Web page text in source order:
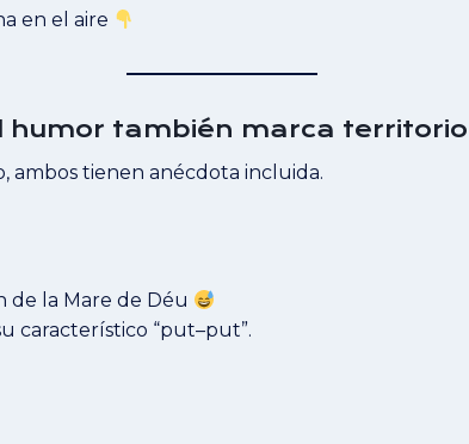
en el aire
humor también marca territorio
ambos tienen anécdota incluida.
de la Mare de Déu
característico “put–put”.